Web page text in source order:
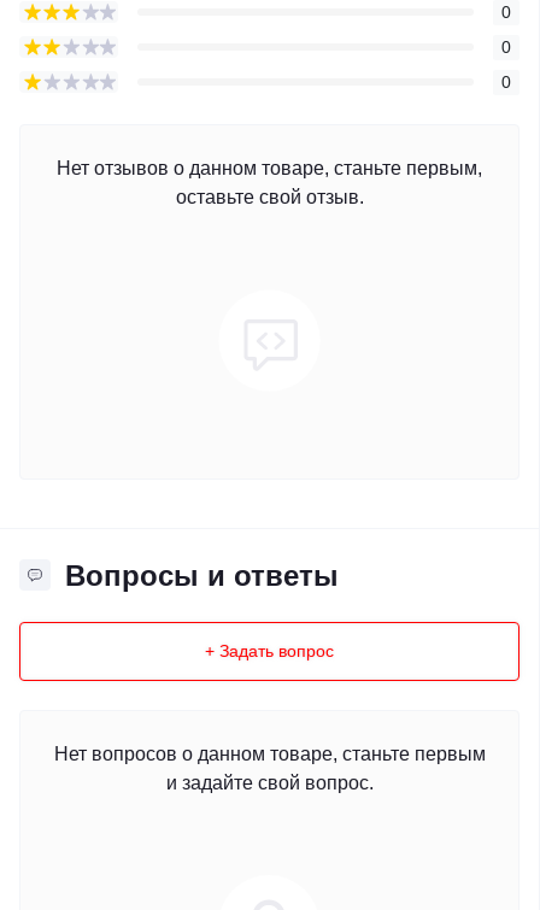
0
0
0
Нет отзывов о данном товаре, станьте первым,
оставьте свой отзыв.
Вопросы и ответы
+ Задать вопрос
Нет вопросов о данном товаре, станьте первым
и задайте свой вопрос.